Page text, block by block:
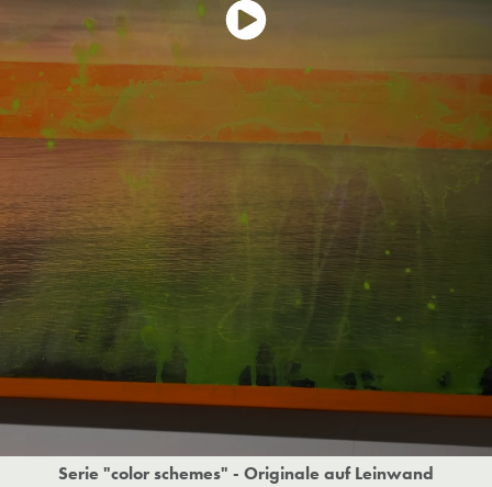
Serie "color schemes" - Originale auf Leinwand